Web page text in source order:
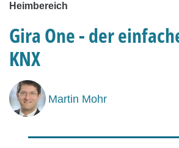
Heimbereich
Gira One - der
KNX
Martin Mohr